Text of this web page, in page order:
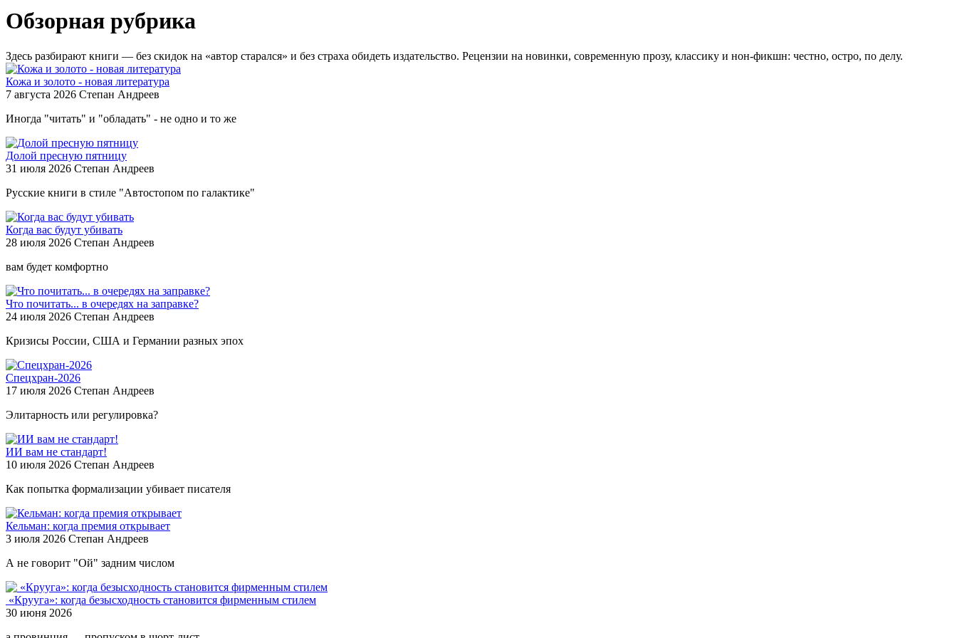
Обзорная рубрика
Здесь разбирают книги — без скидок на «автор старался» и без страха обидеть издательство. Рецензии на новинки, современную прозу, классику и нон-фикшн: честно, остро, по делу.
Кожа и золото - новая литература
7 августа 2026 Степан Андреев
Иногда "читать" и "обладать" - не одно и то же
Долой пресную пятницу
31 июля 2026 Степан Андреев
Русские книги в стиле "Автостопом по галактике"
Когда вас будут убивать
28 июля 2026 Степан Андреев
вам будет комфортно
Что почитать... в очередях на заправке?
24 июля 2026 Степан Андреев
Кризисы России, США и Германии разных эпох
Спецхран-2026
17 июля 2026 Степан Андреев
Элитарность или регулировка?
ИИ вам не стандарт!
10 июля 2026 Степан Андреев
Как попытка формализации убивает писателя
Кельман: когда премия открывает
3 июля 2026 Степан Андреев
А не говорит "Ой" задним числом
​ «Крууга»: когда безысходность становится фирменным стилем
30 июня 2026